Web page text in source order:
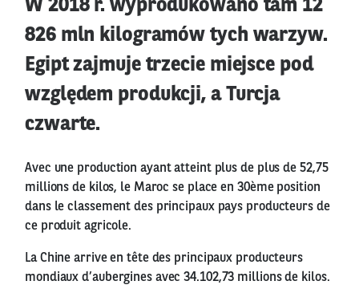
W 2018 r. wyprodukowano tam 12
826 mln kilogramów tych warzyw.
Egipt zajmuje trzecie miejsce pod
względem produkcji, a Turcja
czwarte.
Avec une production ayant atteint plus de plus de 52,75
millions de kilos, le Maroc se place en 30ème position
dans le classement des principaux pays producteurs de
ce produit agricole.
La Chine arrive en tête des principaux producteurs
mondiaux d’aubergines avec 34.102,73 millions de kilos.